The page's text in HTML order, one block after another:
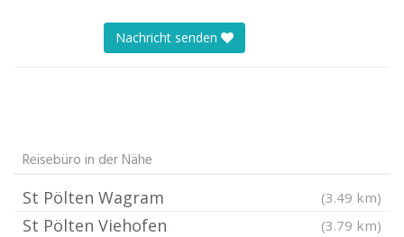
Nachricht senden
Reisebüro in der Nähe
St Pölten Wagram (3.49 km)
St Pölten Viehofen (3.79 km)